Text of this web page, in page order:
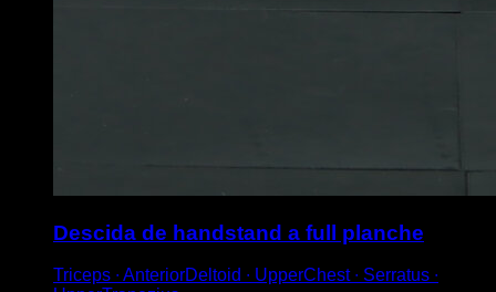
Descida de handstand a full planche
Triceps ∙ AnteriorDeltoid ∙ UpperChest ∙ Serratus ∙